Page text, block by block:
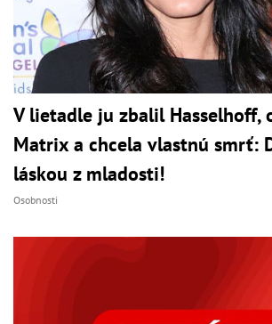
V lietadle ju zbalil Hasselhoff,
Matrix a chcela vlastnú smrť:
láskou z mladosti!
Osobnosti